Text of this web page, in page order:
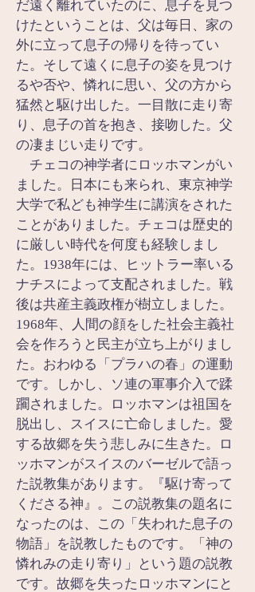
だ遠く離れていたのに、息子を見つ
けたということは、父は毎日、家の
外に立って息子の帰りを待ってい
た。そして遠くに息子の姿を見つけ
るや否や、憐れに思い、父の方から
猛然と駆け出した。一目散に走り寄
り、息子の首を抱き、接吻した。父
の凄まじい走りです。
チェコの神学者にロッホマンがい
ました。日本にも来られ、東京神学
大学で私ども神学生に講演をされた
ことがありました。チェコは歴史的
に厳しい時代を何度も経験しまし
た。1938年には、ヒットラー率いる
ナチスによって支配されました。戦
後は共産主義政権が樹立しました。
1968年、人間の顔をした社会主義社
会を作ろうと民主が立ち上がりまし
た。おわゆる「プラハの春」の運動
です。しかし、ソ連の軍事介入で蹂
躙されました。ロッホマンは祖国を
脱出し、スイスに亡命しました。愛
する故郷を失う悲しみに生きた。ロ
ッホマンがスイスのバーゼルで語っ
た説教集があります。『駆け寄って
くださる神』。この説教集の題名に
なったのは、この「失われた息子の
物語」を説教したものです。「神の
憐れみの走り寄り」という題の説教
です。故郷を失ったロッホマンにと